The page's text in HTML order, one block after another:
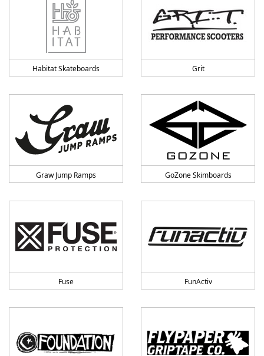
Habitat Skateboards Grit
Graw Jump Ramps GoZone Skimboards
Fuse FunActiv